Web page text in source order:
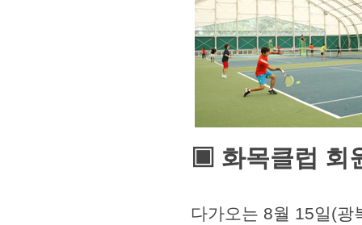
▣ 화목클럽 회
다가오는 8월 15일(광